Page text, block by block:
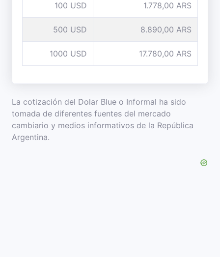
100 USD 1.778,00 ARS
500 USD 8.890,00 ARS
1000 USD 17.780,00 ARS
La cotización del Dolar Blue o Informal ha sido
tomada de diferentes fuentes del mercado
cambiario y medios informativos de la República
Argentina.